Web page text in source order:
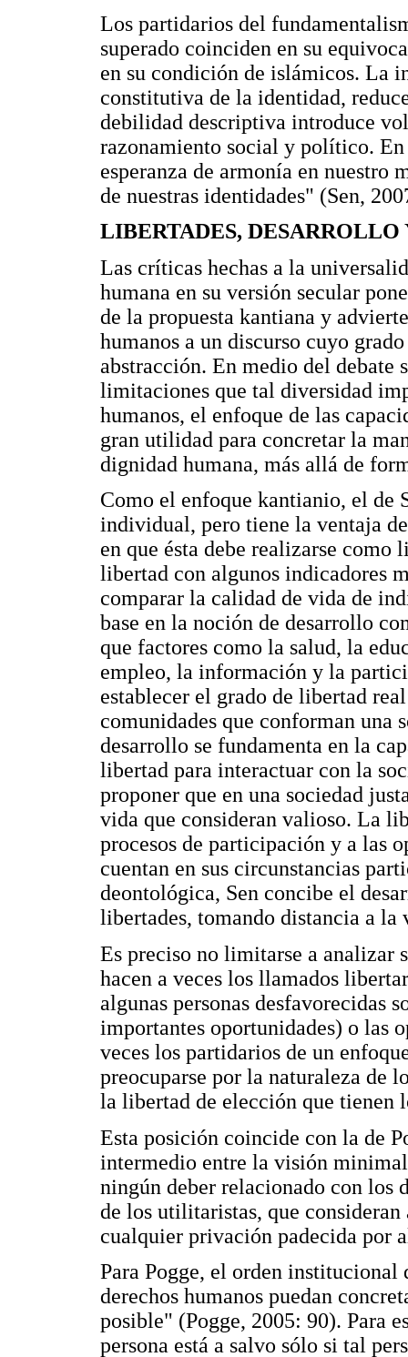
Los partidarios del
superado coinciden en su
en su condición de islámicos. La
constitutiva de la identidad,
debilidad descriptiva introduce
razonamiento social y político.
esperanza de armonía en nuestro
de nuestras identidades" (Sen,
LIBERTADES,
Las críticas hechas a la
humana en su versión secular
de la propuesta kantiana y
humanos a un discurso cuyo
abstracción. En medio del debate
limitaciones que tal diversidad
humanos, el enfoque de las
gran utilidad para concretar la
dignidad humana, más allá de
Como el enfoque kantianio, el de
individual, pero tiene la ventaja
en que ésta debe realizarse
libertad con algunos indicadores
comparar la calidad de vida de
base en la noción de desarrollo
que factores como la salud, la
empleo, la información y la
establecer el grado de libertad
comunidades que conforman una
desarrollo se fundamenta en la
libertad para interactuar con la
proponer que en una sociedad
vida que consideran valioso. La
procesos de participación y a las
cuentan en sus circunstancias
deontológica, Sen concibe el
libertades, tomando distancia a
Es preciso no limitarse a analizar
hacen a veces los llamados
algunas personas desfavorecidas
importantes oportunidades) o las
veces los partidarios de un
preocuparse por la naturaleza de
la libertad de elección que tienen
Esta posición coincide con la de
intermedio entre la visión
ningún deber relacionado con los
de los utilitaristas, que consideran
cualquier privación padecida por
Para Pogge, el orden institucional
derechos humanos puedan
posible" (Pogge, 2005: 90). Para
persona está a salvo sólo si tal